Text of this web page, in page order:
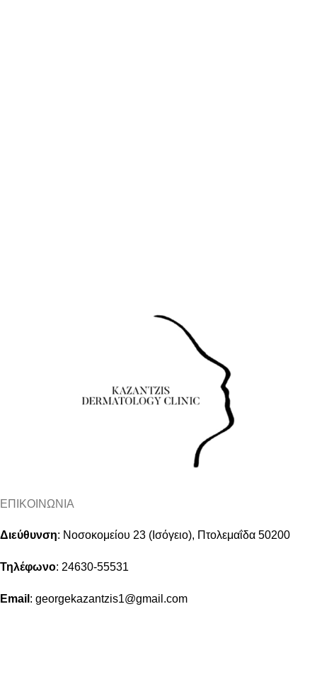
ΕΠΙΚΟΙΝΩΝΙΑ
Διεύθυνση: Νοσοκομείου 23 (Ισόγειο), Πτολεμαΐδα 50200
Τηλέφωνο: 24630-55531
Email : georgekazantzis1@gmail.com